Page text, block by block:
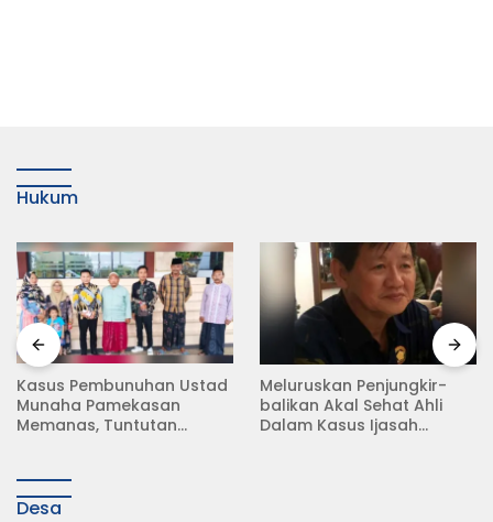
Hukum
Meluruskan Penjungkir-
balikan Akal Sehat Ahli
Dalam Kasus Ijasah
Rampas Motor Tanpa
Surat Resmi, Modus Baru
Debt Collector di Jalan
Desa